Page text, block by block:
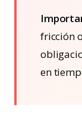
fricción
en